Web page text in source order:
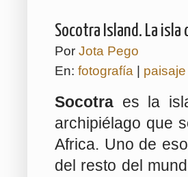
Socotra Island. La isla
Por Jota Pego
En: fotografía paisaje
Socotra es la
archipiélago que
Africa. Uno de
del resto del